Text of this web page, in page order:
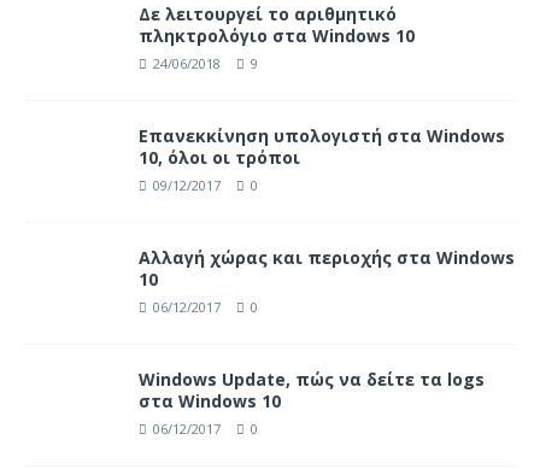
Δε λειτουργεί το αριθμητικό
πληκτρολόγιο στα Windows 10
24/06/2018 9
Επανεκκίνηση υπολογιστή στα Windows
10, όλοι οι τρόποι
09/12/2017 0
Αλλαγή χώρας και περιοχής στα Windows
10
06/12/2017 0
Windows Update, πώς να δείτε τα logs
στα Windows 10
06/12/2017 0